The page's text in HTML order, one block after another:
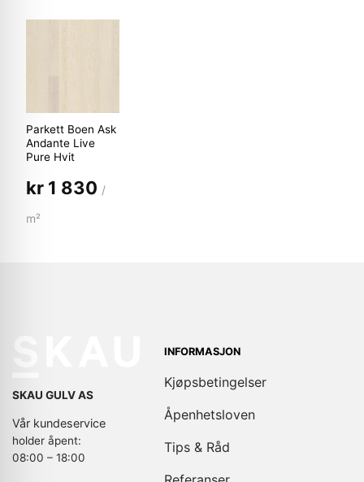
Parkett Boen Ask
Andante Live
Pure Hvit
kr 1 830 /
m²
SKAU GULV AS
Vår kundeservice
holder åpent:
08:00 – 18:00
INFORMASJON
Kjøpsbetingelser
Åpenhetsloven
Tips & Råd